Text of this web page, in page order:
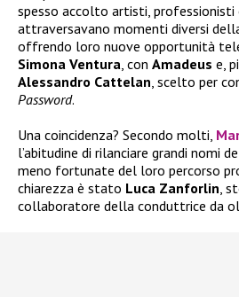
spesso accolto artisti, professionisti
attraversavano momenti diversi
offrendo loro nuove opportunità
Simona Ventura , con Amadeus e,
Alessandro Cattelan , scelto per
Password.
Una coincidenza? Secondo molti,
l’abitudine di rilanciare grandi nomi
meno fortunate del loro percorso
chiarezza è stato Luca Zanforlin ,
collaboratore della conduttrice da